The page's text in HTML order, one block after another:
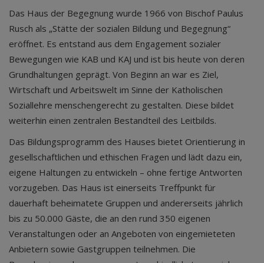
Das Haus der Begegnung wurde 1966 von Bischof Paulus
Rusch als „Stätte der sozialen Bildung und Begegnung“
eröffnet. Es entstand aus dem Engagement sozialer
Bewegungen wie KAB und KAJ und ist bis heute von deren
Grundhaltungen geprägt. Von Beginn an war es Ziel,
Wirtschaft und Arbeitswelt im Sinne der Katholischen
Soziallehre menschengerecht zu gestalten. Diese bildet
weiterhin einen zentralen Bestandteil des Leitbilds.
Das Bildungsprogramm des Hauses bietet Orientierung in
gesellschaftlichen und ethischen Fragen und lädt dazu ein,
eigene Haltungen zu entwickeln – ohne fertige Antworten
vorzugeben. Das Haus ist einerseits Treffpunkt für
dauerhaft beheimatete Gruppen und andererseits jährlich
bis zu 50.000 Gäste, die an den rund 350 eigenen
Veranstaltungen oder an Angeboten von eingemieteten
Anbietern sowie Gastgruppen teilnehmen. Die